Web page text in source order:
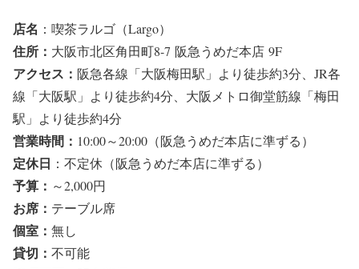
店名 ：喫茶ラルゴ（Largo）
住所 ： 大阪市北区角田町8-7 阪急うめだ本店 9F
アクセス ： 阪急各線「大阪梅田駅」より徒歩約3分、JR各
線「大阪駅」より徒歩約4分、大阪メトロ御堂筋線「梅田
駅」より徒歩約4分
営業時間 ： 10:00～20:00（阪急うめだ本店に準ずる）
定休日 ：不定休（阪急うめだ本店に準ずる）
予算 ： ～2,000円
お席 ： テーブル席
個室 ： 無し
貸切 ： 不可能